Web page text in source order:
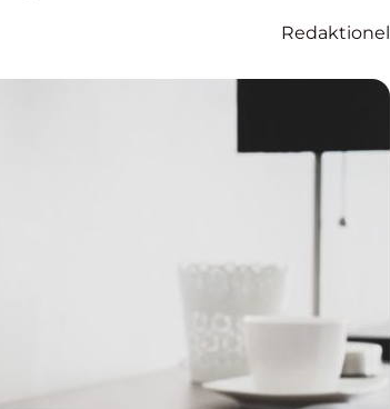
Redaktionel